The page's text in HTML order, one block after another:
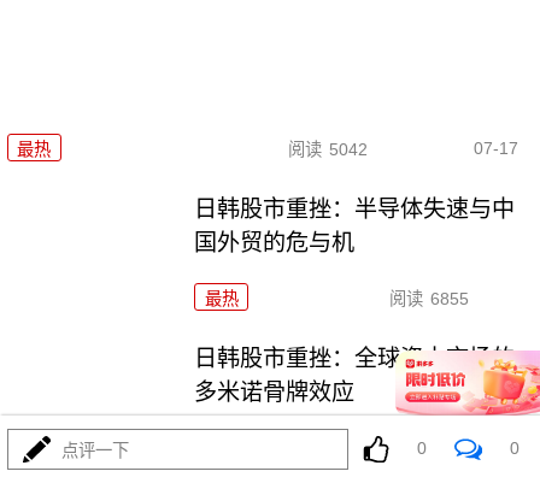
最热 阅读 5042 07-17
日韩股市重挫：半导体失速与中
国外贸的危与机
最热 阅读 6855
日韩股市重挫：全球资本市场的
多米诺骨牌效应
阅读 5773
点评一下 0 0